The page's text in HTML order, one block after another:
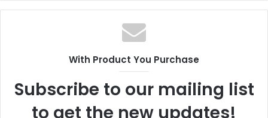
With Product You Purchase
Subscribe to our mailing list
to get the new updates!